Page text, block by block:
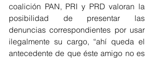
coalición PAN, PRI y PRD valoran la
posibilidad de presentar las
denuncias correspondientes por usar
ilegalmente su cargo, “ahí queda el
antecedente de que éste amigo no es